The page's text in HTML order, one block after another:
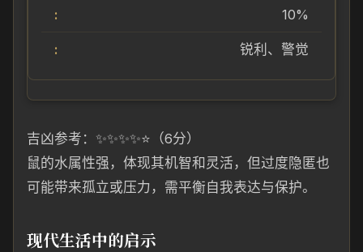
10%
锐利、警觉
吉凶参考：✨✨✨✨⭐（6分）
鼠的水属性强，体现其机智和灵活，但过度隐匿也
可能带来孤立或压力，需平衡自我表达与保护。
现代生活中的启示